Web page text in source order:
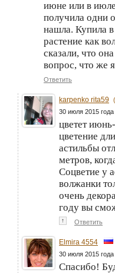
июне или в
получила одни
нашла. Купила
растение как
сказали, что
вопрос, что же
Ответить
karpenko rita59
30 июля 2015 года
цветет
цветение
астильбы
метров,
Соцветие у
волжанки
очень
году вы
↑ Ответить
Elmira 4554
30 июля 2015 года
Спасибо!